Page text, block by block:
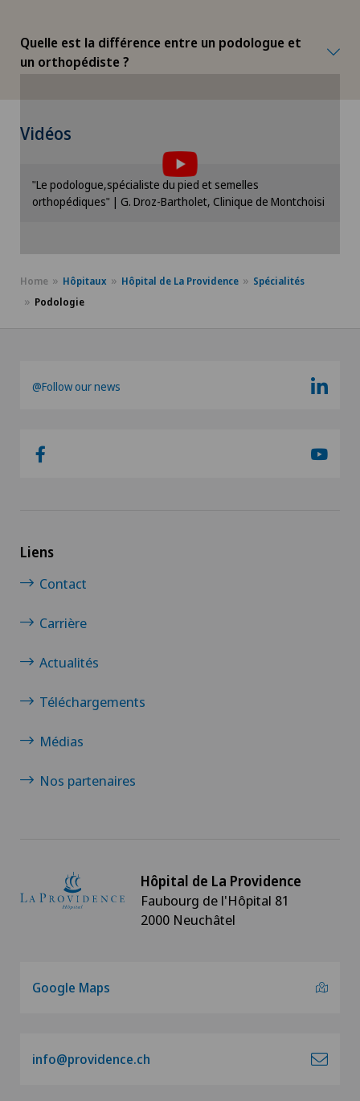
Quelle est la différence entre un podologue et
un orthopédiste ?
Vidéos
Pour pouvoir afficher ce contenu, vous devez
Veuillez activer l’option correspondante dans les
paramètres des cookies.
"Le podologue,spécialiste du pied et semelles
orthopédiques" | G. Droz-Bartholet, Clinique de Montchoisi
Home Hôpitaux Hôpital de La Providence
Spécialités
Podologie
@Follow our news
Liens
Contact
Carrière
Actualités
Téléchargements
Médias
Nos partenaires
Hôpital de La Providence
Faubourg de l'Hôpital 81
2000 Neuchâtel
Google Maps
info@providence.ch